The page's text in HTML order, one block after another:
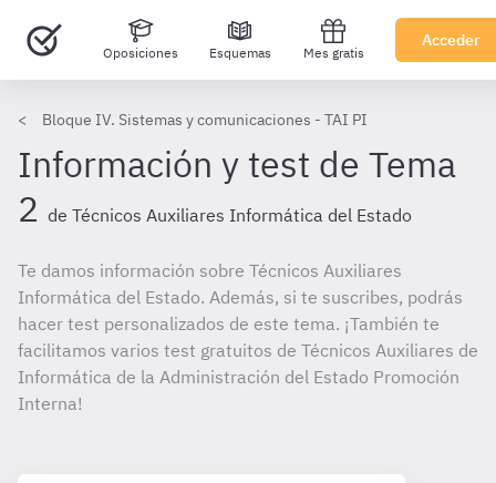
Oposiciones Esquemas Mes gratis
Acceder
Bloque IV. Sistemas y comunicaciones - TAI PI
Información y test de Tema
2 de Técnicos Auxiliares Informática del Estado
Te damos información sobre Técnicos Auxiliares
Informática del Estado. Además, si te suscribes, podrás
hacer test personalizados de este tema. ¡También te
facilitamos varios test gratuitos de Técnicos Auxiliares de
Informática de la Administración del Estado Promoción
Interna!